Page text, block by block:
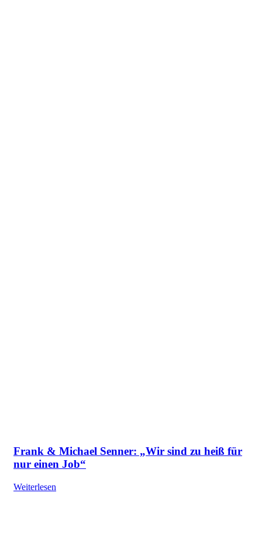
Frank & Michael Senner: „Wir sind zu heiß für
nur einen Job“
Weiterlesen